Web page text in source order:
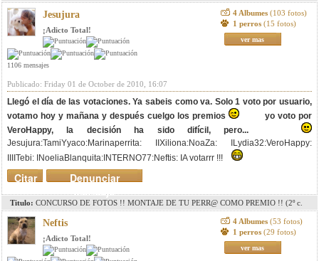
pag. 8)(3r c. pag. 11)(4º c. pag. 15)(5º c. pag.18)
Jesujura
¡Adicto Total!
1106 mensajes
4 Albumes (103 fotos)
1 perros (15 fotos)
ver mas
Publicado: Friday 01 de October de 2010, 16:07
Llegó el día de las votaciones. Ya sabeis como va. Solo 1 voto por usuario,
votamo hoy y mañana y después cuelgo los premios
yo voto por
VeroHappy, la decisión ha sido difícil, pero...
Jesujura:TamiYyaco:Marinaperrita: IIXiliona:NoaZa: ILydia32:VeroHappy:
IIIITebi: INoeliaBlanquita:INTERNO77:Neftis: IA votarrr !!!
Denunciar
mensaje
Citar
Titulo: CONCURSO DE FOTOS !! MONTAJE DE TU PERR@ COMO PREMIO !! (2º c.
pag. 8)(3r c. pag. 11)(4º c. pag. 15)(5º c. pag.18)
Neftis
¡Adicto Total!
4 Albumes (53 fotos)
1 perros (29 fotos)
ver mas